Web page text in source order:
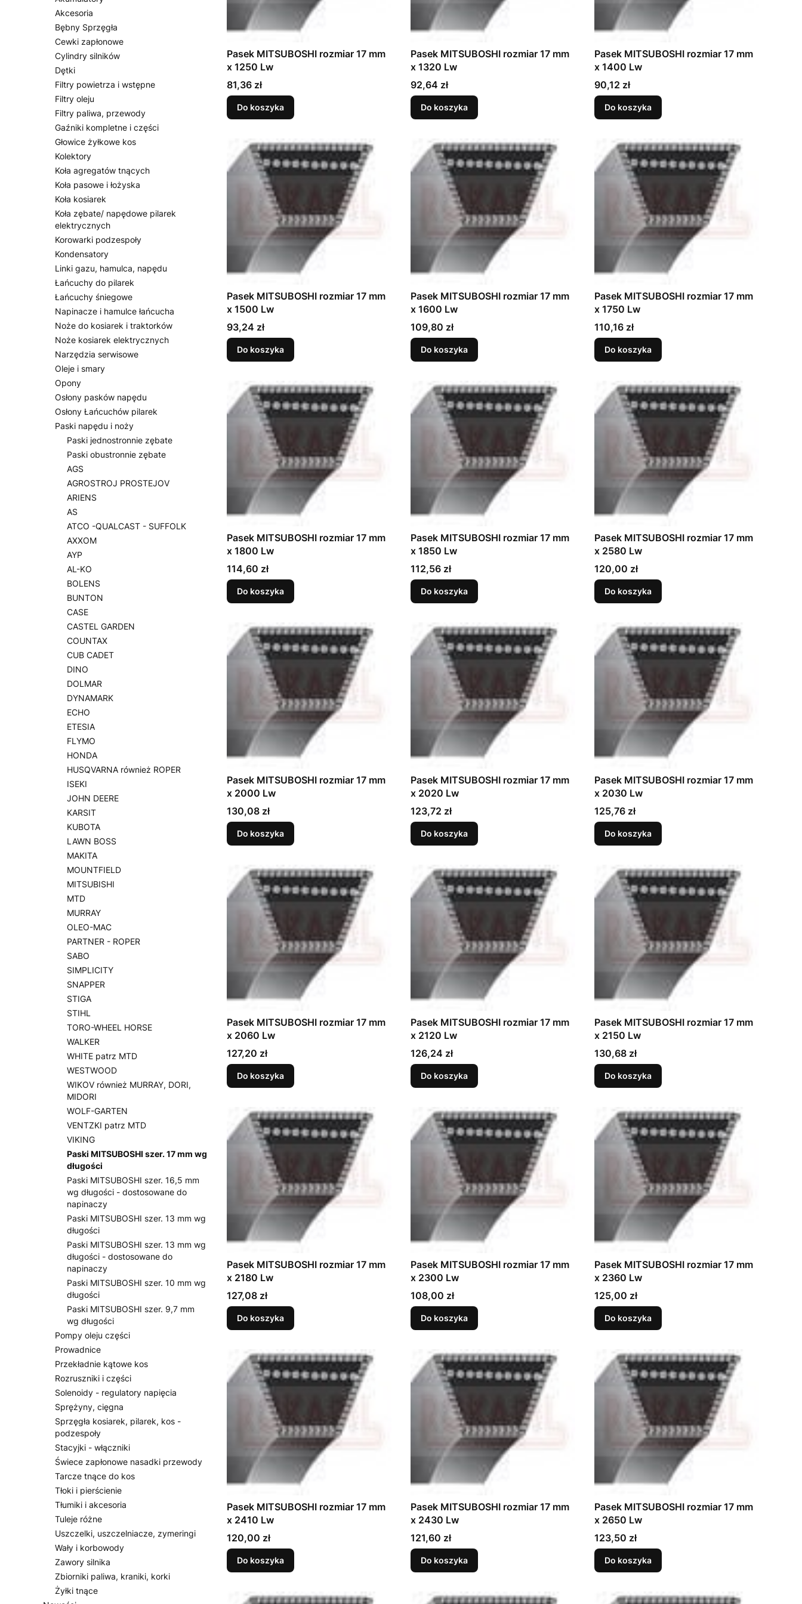
Akcesoria
Bębny Sprzęgła
Cewki zapłonowe
Cylindry silników
Dętki
Filtry powietrza i wstępne
Filtry oleju
Filtry paliwa, przewody
Gaźniki kompletne i części
Głowice żyłkowe kos
Kolektory
Koła agregatów tnących
Koła pasowe i łożyska
Koła kosiarek
Koła zębate/ napędowe pilarek
elektrycznych
Korowarki podzespoły
Kondensatory
Linki gazu, hamulca, napędu
Łańcuchy do pilarek
Łańcuchy śniegowe
Napinacze i hamulce łańcucha
Noże do kosiarek i traktorków
Noże kosiarek elektrycznych
Narzędzia serwisowe
Oleje i smary
Opony
Osłony pasków napędu
Osłony Łańcuchów pilarek
Paski napędu i noży
Paski jednostronnie zębate
Paski obustronnie zębate
AGS
AGROSTROJ PROSTEJOV
ARIENS
AS
ATCO -QUALCAST - SUFFOLK
AXXOM
AYP
AL-KO
BOLENS
BUNTON
CASE
CASTEL GARDEN
COUNTAX
CUB CADET
DINO
DOLMAR
DYNAMARK
ECHO
ETESIA
FLYMO
HONDA
HUSQVARNA również ROPER
ISEKI
JOHN DEERE
KARSIT
KUBOTA
LAWN BOSS
MAKITA
MOUNTFIELD
MITSUBISHI
MTD
MURRAY
OLEO-MAC
PARTNER - ROPER
SABO
SIMPLICITY
SNAPPER
STIGA
STIHL
TORO-WHEEL HORSE
WALKER
WHITE patrz MTD
WESTWOOD
WIKOV również MURRAY, DORI,
MIDORI
WOLF-GARTEN
VENTZKI patrz MTD
VIKING
Paski MITSUBOSHI szer. 17 mm wg
długości
Paski MITSUBOSHI szer. 16,5 mm
wg długości - dostosowane do
napinaczy
Paski MITSUBOSHI szer. 13 mm wg
długości
Paski MITSUBOSHI szer. 13 mm wg
długości - dostosowane do
napinaczy
Paski MITSUBOSHI szer. 10 mm wg
długości
Paski MITSUBOSHI szer. 9,7 mm
wg długości
Pompy oleju części
Prowadnice
Przekładnie kątowe kos
Rozruszniki i części
Solenoidy - regulatory napięcia
Sprężyny, cięgna
Sprzęgła kosiarek, pilarek, kos -
podzespoły
Stacyjki - włączniki
Świece zapłonowe nasadki przewody
Tarcze tnące do kos
Tłoki i pierścienie
Tłumiki i akcesoria
Tuleje różne
Uszczelki, uszczelniacze, zymeringi
Wały i korbowody
Zawory silnika
Zbiorniki paliwa, kraniki, korki
Żyłki tnące
Pasek MITSUBOSHI rozmiar 17 mm
x 1250 Lw
Cena
81,36 zł
Do koszyka
Pasek MITSUBOSHI rozmiar 17 mm
x 1320 Lw
Cena
92,64 zł
Do koszyka
Pasek MITSUBOSHI rozmiar 17 mm
x 1400 Lw
Cena
90,12 zł
Do koszyka
Pasek MITSUBOSHI rozmiar 17 mm
x 1500 Lw
Cena
93,24 zł
Do koszyka
Pasek MITSUBOSHI rozmiar 17 mm
x 1600 Lw
Cena
109,80 zł
Do koszyka
Pasek MITSUBOSHI rozmiar 17 mm
x 1750 Lw
Cena
110,16 zł
Do koszyka
Pasek MITSUBOSHI rozmiar 17 mm
x 1800 Lw
Cena
114,60 zł
Do koszyka
Pasek MITSUBOSHI rozmiar 17 mm
x 1850 Lw
Cena
112,56 zł
Do koszyka
Pasek MITSUBOSHI rozmiar 17 mm
x 2580 Lw
Cena
120,00 zł
Do koszyka
Pasek MITSUBOSHI rozmiar 17 mm
x 2000 Lw
Cena
130,08 zł
Do koszyka
Pasek MITSUBOSHI rozmiar 17 mm
x 2020 Lw
Cena
123,72 zł
Do koszyka
Pasek MITSUBOSHI rozmiar 17 mm
x 2030 Lw
Cena
125,76 zł
Do koszyka
Pasek MITSUBOSHI rozmiar 17 mm
x 2060 Lw
Cena
127,20 zł
Do koszyka
Pasek MITSUBOSHI rozmiar 17 mm
x 2120 Lw
Cena
126,24 zł
Do koszyka
Pasek MITSUBOSHI rozmiar 17 mm
x 2150 Lw
Cena
130,68 zł
Do koszyka
Pasek MITSUBOSHI rozmiar 17 mm
x 2180 Lw
Cena
127,08 zł
Do koszyka
Pasek MITSUBOSHI rozmiar 17 mm
x 2300 Lw
Cena
108,00 zł
Do koszyka
Pasek MITSUBOSHI rozmiar 17 mm
x 2360 Lw
Cena
125,00 zł
Do koszyka
Pasek MITSUBOSHI rozmiar 17 mm
x 2410 Lw
Cena
120,00 zł
Do koszyka
Pasek MITSUBOSHI rozmiar 17 mm
x 2430 Lw
Cena
121,60 zł
Do koszyka
Pasek MITSUBOSHI rozmiar 17 mm
x 2650 Lw
Cena
123,50 zł
Do koszyka